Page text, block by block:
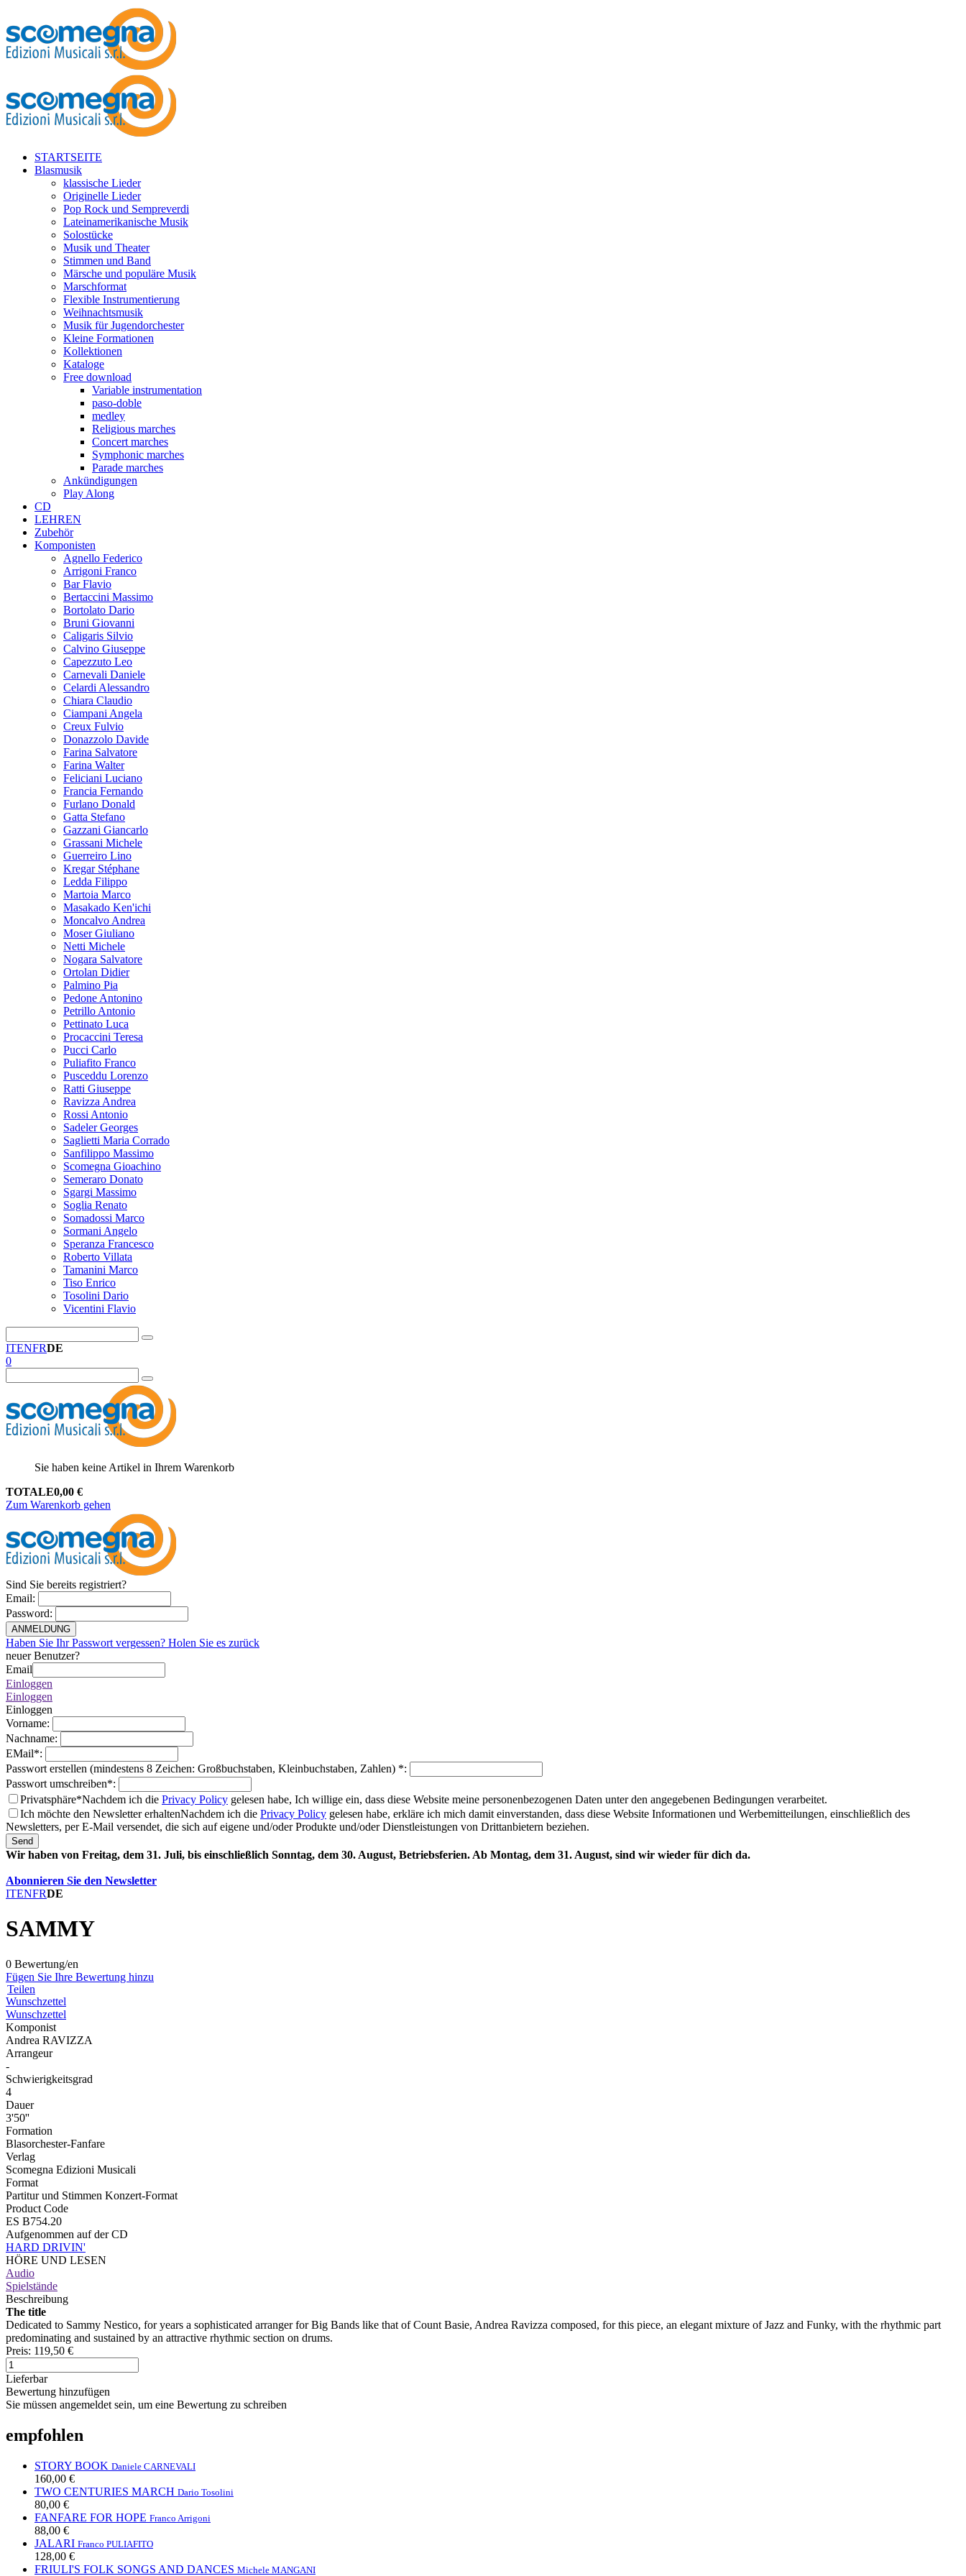
STARTSEITE
Blasmusik
klassische Lieder
Originelle Lieder
Pop Rock und Sempreverdi
Lateinamerikanische Musik
Solostücke
Musik und Theater
Stimmen und Band
Märsche und populäre Musik
Marschformat
Flexible Instrumentierung
Weihnachtsmusik
Musik für Jugendorchester
Kleine Formationen
Kollektionen
Kataloge
Free download
Variable instrumentation
paso-doble
medley
Religious marches
Concert marches
Symphonic marches
Parade marches
Ankündigungen
Play Along
CD
LEHREN
Zubehör
Komponisten
Agnello Federico
Arrigoni Franco
Bar Flavio
Bertaccini Massimo
Bortolato Dario
Bruni Giovanni
Caligaris Silvio
Calvino Giuseppe
Capezzuto Leo
Carnevali Daniele
Celardi Alessandro
Chiara Claudio
Ciampani Angela
Creux Fulvio
Donazzolo Davide
Farina Salvatore
Farina Walter
Feliciani Luciano
Francia Fernando
Furlano Donald
Gatta Stefano
Gazzani Giancarlo
Grassani Michele
Guerreiro Lino
Kregar Stéphane
Ledda Filippo
Martoia Marco
Masakado Ken'ichi
Moncalvo Andrea
Moser Giuliano
Netti Michele
Nogara Salvatore
Ortolan Didier
Palmino Pia
Pedone Antonino
Petrillo Antonio
Pettinato Luca
Procaccini Teresa
Pucci Carlo
Puliafito Franco
Pusceddu Lorenzo
Ratti Giuseppe
Ravizza Andrea
Rossi Antonio
Sadeler Georges
Saglietti Maria Corrado
Sanfilippo Massimo
Scomegna Gioachino
Semeraro Donato
Sgargi Massimo
Soglia Renato
Somadossi Marco
Sormani Angelo
Speranza Francesco
Roberto Villata
Tamanini Marco
Tiso Enrico
Tosolini Dario
Vicentini Flavio
ITENFRDE
0
Sie haben keine Artikel in Ihrem Warenkorb
TOTALE0,00 €
Zum Warenkorb gehen
Sind Sie bereits registriert?
Email:
Password:
ANMELDUNG
Haben Sie Ihr Passwort vergessen? Holen Sie es zurück
neuer Benutzer?
Email
Einloggen
Einloggen
Einloggen
Vorname:
Nachname:
EMail*:
Passwort erstellen (mindestens 8 Zeichen: Großbuchstaben, Kleinbuchstaben, Zahlen) *:
Passwort umschreiben*:
Privatsphäre*Nachdem ich die Privacy Policy gelesen habe, Ich willige ein, dass diese Website meine personenbezogenen Daten unter den angegebenen Bedingungen verarbeitet.
Ich möchte den Newsletter erhaltenNachdem ich die Privacy Policy gelesen habe, erkläre ich mich damit einverstanden, dass diese Website Informationen und Werbemitteilungen, einschließlich des
Newsletters, per E-Mail versendet, die sich auf eigene und/oder Produkte und/oder Dienstleistungen von Drittanbietern beziehen.
Send
Wir haben von Freitag, dem 31. Juli, bis einschließlich Sonntag, dem 30. August, Betriebsferien. Ab Montag, dem 31. August, sind wir wieder für dich da.
Abonnieren Sie den Newsletter
ITENFRDE
SAMMY
0 Bewertung/en
Fügen Sie Ihre Bewertung hinzu
Teilen
Wunschzettel
Wunschzettel
Komponist
Andrea RAVIZZA
Arrangeur
-
Schwierigkeitsgrad
4
Dauer
3'50''
Formation
Blasorchester-Fanfare
Verlag
Scomegna Edizioni Musicali
Format
Partitur und Stimmen Konzert-Format
Product Code
ES B754.20
Aufgenommen auf der CD
HARD DRIVIN'
HÖRE UND LESEN
Audio
Spielstände
Beschreibung
The title
Dedicated to Sammy Nestico, for years a sophisticated arranger for Big Bands like that of Count Basie, Andrea Ravizza composed, for this piece, an elegant mixture of Jazz and Funky, with the rhythmic part
predominating and sustained by an attractive rhythmic section on drums.
Preis: 119,50 €
Lieferbar
Bewertung hinzufügen
Sie müssen angemeldet sein, um eine Bewertung zu schreiben
empfohlen
STORY BOOK Daniele CARNEVALI
160,00 €
TWO CENTURIES MARCH Dario Tosolini
80,00 €
FANFARE FOR HOPE Franco Arrigoni
88,00 €
JALARI Franco PULIAFITO
128,00 €
FRIULI'S FOLK SONGS AND DANCES Michele MANGANI